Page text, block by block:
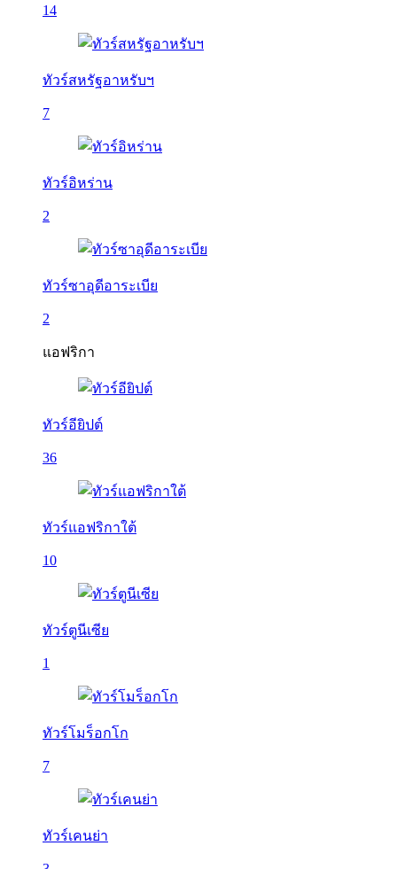
14
ทัวร์สหรัฐอาหรับฯ
7
ทัวร์อิหร่าน
2
ทัวร์ซาอุดีอาระเบีย
2
แอฟริกา
ทัวร์อียิปต์
36
ทัวร์แอฟริกาใต้
10
ทัวร์ตูนีเซีย
1
ทัวร์โมร็อกโก
7
ทัวร์เคนย่า